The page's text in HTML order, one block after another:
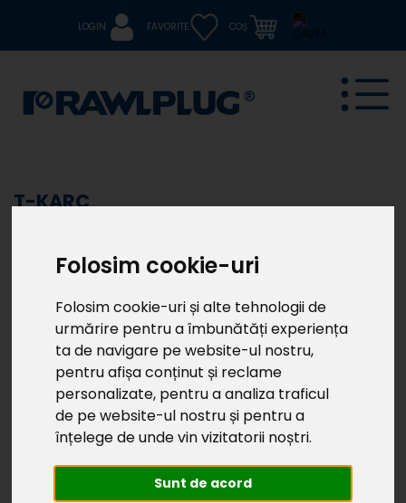
Folosim cookie-uri
Folosim cookie-uri și alte tehnologii de
urmărire pentru a îmbunătăți experiența
ta de navigare pe website-ul nostru,
pentru afișa conținut și reclame
personalizate, pentru a analiza traficul
de pe website-ul nostru și pentru a
înțelege de unde vin vizitatorii noștri.
Sunt de acord
LOGIN FAVORITE COȘ
T-KARC
Universal